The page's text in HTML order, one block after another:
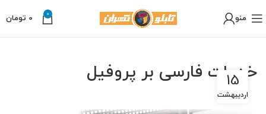
منو 0
0 تومان
خدمات فارسی بر پروفیل
15
اردیبهشت